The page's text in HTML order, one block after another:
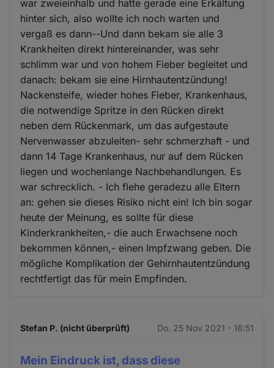
war zweieinhalb und hatte gerade eine Erkältung
hinter sich, also wollte ich noch warten und
vergaß es dann--Und dann bekam sie alle 3
Krankheiten direkt hintereinander, was sehr
schlimm war und von hohem Fieber begleitet und
danach: bekam sie eine Hirnhautentzündung!
Nackensteife, wieder hohes Fieber, Krankenhaus,
die notwendige Spritze in den Rücken direkt
neben dem Rückenmark, um das aufgestaute
Nervenwasser abzuleiten- sehr schmerzhaft - und
dann 14 Tage Krankenhaus, nur auf dem Rücken
liegen und wochenlange Nachbehandlungen. Es
war schrecklich. - Ich flehe geradezu alle Eltern
an: gehen sie dieses Risiko nicht ein! Ich bin sogar
heute der Meinung, es sollte für diese
Kinderkrankheiten,- die auch Erwachsene noch
bekommen können,- einen Impfzwang geben. Die
mögliche Komplikation der Gehirnhautentzündung
rechtfertigt das für mein Empfinden.
Stefan P. (nicht überprüft) Do. 25 Nov 2021 - 16:51
Mein Eindruck ist, dass diese